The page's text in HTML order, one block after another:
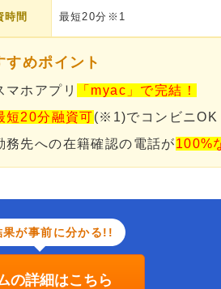
時間 最短20分※1
すめポイント
マホアプリ
「myac」で完結！
短20分融資可(※1)でコンビニOK
務先への在籍確認の電話が100%
果が事前に分かる!!
の詳細はこちら